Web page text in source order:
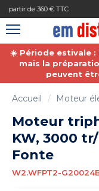
Paiement sécurisé
☀️ Période estivale
mais la
peuvent
Accueil Moteur
Moteur
KW, 3000
Fonte
W2.WFPT2-
Gestion des cookies